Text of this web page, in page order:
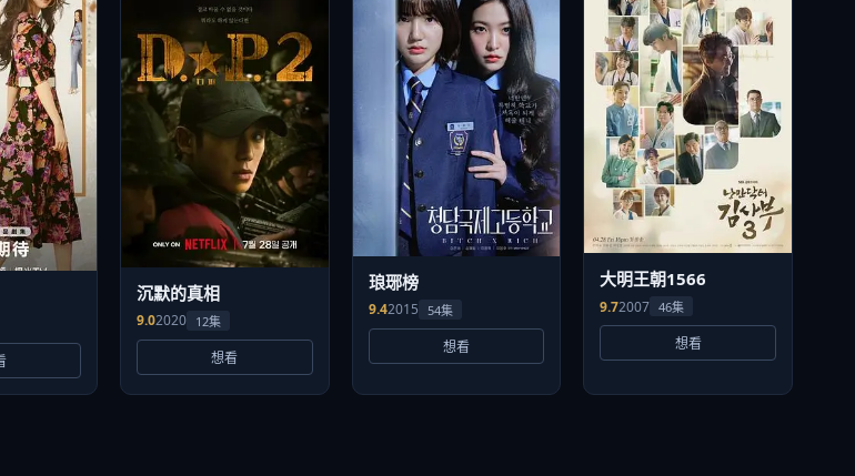
沉默的真相
9.02020 12集
想看
琅琊榜
9.42015 54集
想看
大明王朝1566
9.72007 46集
想看